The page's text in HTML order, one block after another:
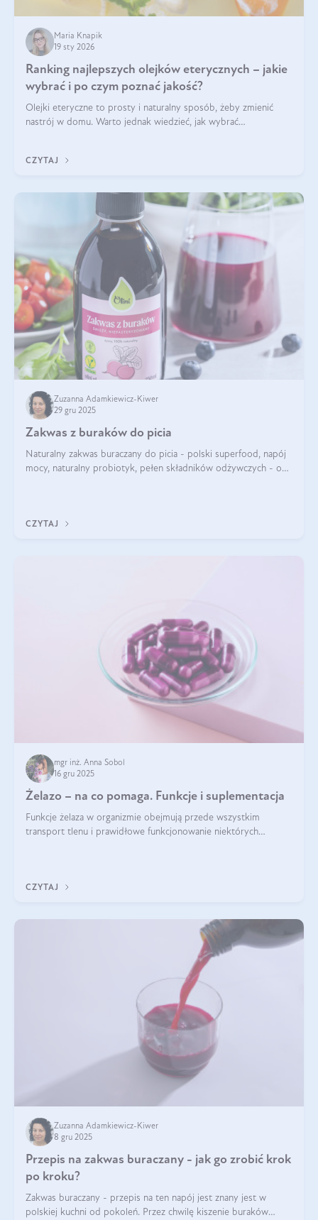
Maria Knapik
19 sty 2026
Ranking najlepszych olejków eterycznych – jakie
wybrać i po czym poznać jakość?
Olejki eteryczne to prosty i naturalny sposób, żeby zmienić
nastrój w domu. Warto jednak wiedzieć, jak wybrać
kryteria wyboru!
CZYTAJ
Zuzanna Adamkiewicz-Kiwer
29 gru 2025
Zakwas z buraków do picia
Naturalny zakwas buraczany do picia - polski superfood, napój
mocy, naturalny probiotyk, pełen składników odżywczych - o
CZYTAJ
mgr inż. Anna Sobol
16 gru 2025
Żelazo – na co pomaga. Funkcje i suplementacja
Funkcje żelaza w organizmie obejmują przede wszystkim
transport tlenu i prawidłowe funkcjonowanie niektórych
CZYTAJ
Zuzanna Adamkiewicz-Kiwer
8 gru 2025
Przepis na zakwas buraczany - jak go zrobić krok
po kroku?
Zakwas buraczany - przepis na ten napój jest znany jest w
polskiej kuchni od pokoleń. Przez chwilę kiszenie buraków